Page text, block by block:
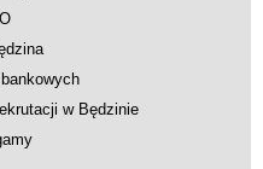
w Będzinie